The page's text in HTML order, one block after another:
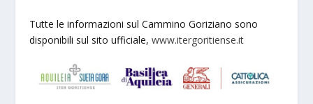
Tutte le informazioni sul Cammino Goriziano sono
disponibili sul sito ufficiale,www.itergoritiense.it